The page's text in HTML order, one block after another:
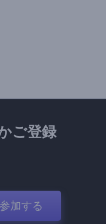
ご登録
参加する